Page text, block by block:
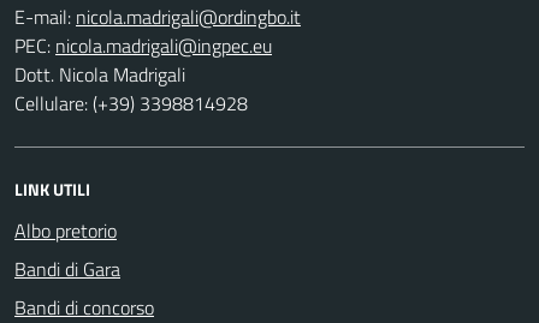
E-mail:
PEC:
Dott. Nicola Madrigali
Cellulare: (+39) 3398814928
LINK UTILI
Albo pretorio
Bandi di Gara
Bandi di concorso